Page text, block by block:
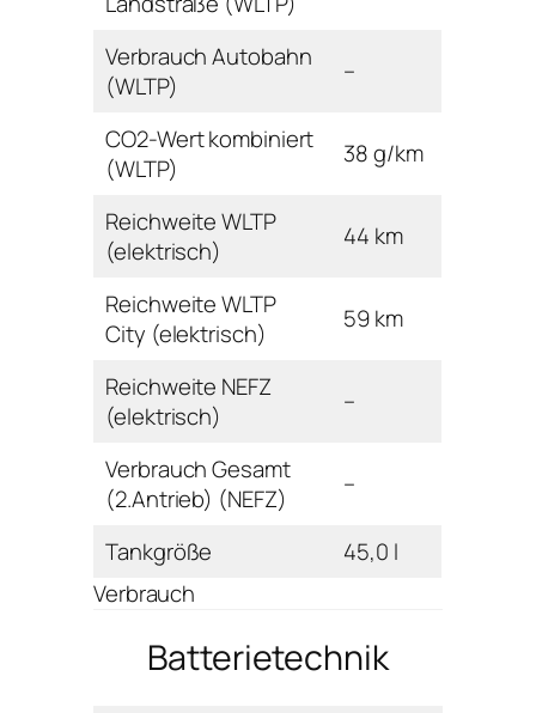
Verbrauch Autobahn
(WLTP)
–
CO2-Wert kombiniert
(WLTP)
38 g/km
Reichweite WLTP
(elektrisch)
44 km
Reichweite WLTP
City (elektrisch)
59 km
Reichweite NEFZ
(elektrisch)
–
Verbrauch Gesamt
(2.Antrieb) (NEFZ)
–
Tankgröße
45,0 l
Verbrauch
Batterietechnik